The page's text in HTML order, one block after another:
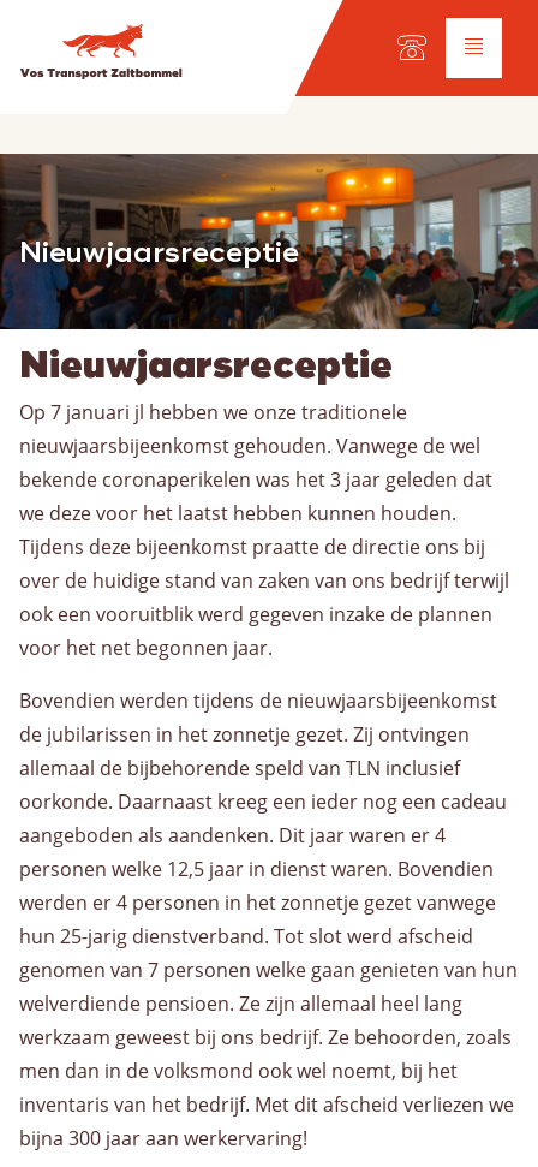
Diensten
Wegtransport
Internationaal transport
Wagenpark
Werkplaats
Scheepvaart
Onze vloot
Ladingsoorten
Warehousing
Opslag
Value Added Logistics
Douane activiteiten
Assemblage
Dozen voor AGF en bakkerswereld
Voorraadbeheer
Algemeen
Werken bij
Over ons
Organisatie
Nieuwjaarsreceptie
Nieuwjaarsreceptie
Op 7 januari jl hebben we onze traditionele
nieuwjaarsbijeenkomst gehouden. Vanwege de wel
bekende coronaperikelen was het 3 jaar geleden dat
we deze voor het laatst hebben kunnen houden.
Tijdens deze bijeenkomst praatte de directie ons bij
over de huidige stand van zaken van ons bedrijf terwijl
ook een vooruitblik werd gegeven inzake de plannen
voor het net begonnen jaar.
Bovendien werden tijdens de nieuwjaarsbijeenkomst
de jubilarissen in het zonnetje gezet. Zij ontvingen
allemaal de bijbehorende speld van TLN inclusief
oorkonde. Daarnaast kreeg een ieder nog een cadeau
aangeboden als aandenken. Dit jaar waren er 4
personen welke 12,5 jaar in dienst waren. Bovendien
werden er 4 personen in het zonnetje gezet vanwege
hun 25-jarig dienstverband. Tot slot werd afscheid
genomen van 7 personen welke gaan genieten van hun
welverdiende pensioen. Ze zijn allemaal heel lang
werkzaam geweest bij ons bedrijf. Ze behoorden, zoals
men dan in de volksmond ook wel noemt, bij het
inventaris van het bedrijf. Met dit afscheid verliezen we
bijna 300 jaar aan werkervaring!